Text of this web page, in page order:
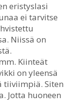
eristyslasi
ei tarvitse
Niissä on
Kiinteät
on yleensä
tiiviimpiä. Siten
Jotta huoneen